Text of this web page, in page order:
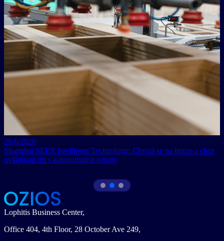
29/6/2026
Shanghai SEER Intelligent Technology: Chystá se na burzu a chce
ovládnout trh s autonomními roboty
Lophitis Business Center,
Office 404, 4th Floor, 28 October Ave 249,